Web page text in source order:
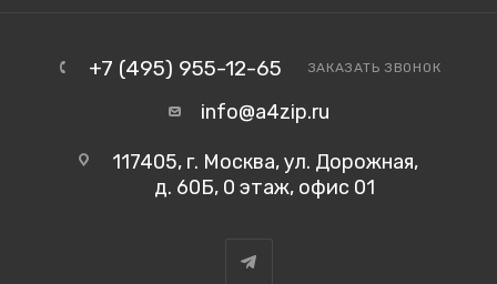
+7 (495) 955-12-65 ЗАКАЗАТЬ ЗВОНОК
info@a4zip.ru
117405, г. Москва, ул. Дорожная,
д. 60Б, 0 этаж, офис 01